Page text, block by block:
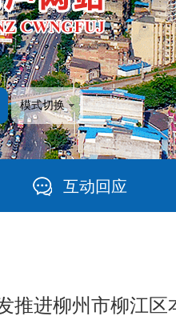
模式切换
互动回应
推进柳州市柳江区